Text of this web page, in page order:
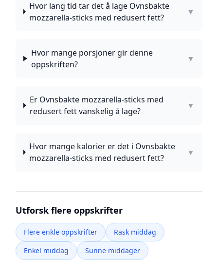
Hvor lang tid tar det å lage Ovnsbakte
mozzarella-sticks med redusert fett?
▼
Hvor mange porsjoner gir denne
oppskriften?
▼
Er Ovnsbakte mozzarella-sticks med
redusert fett vanskelig å lage?
▼
Hvor mange kalorier er det i Ovnsbakte
mozzarella-sticks med redusert fett?
▼
Utforsk flere oppskrifter
Flere enkle oppskrifter
Rask middag
Enkel middag
Sunne middager